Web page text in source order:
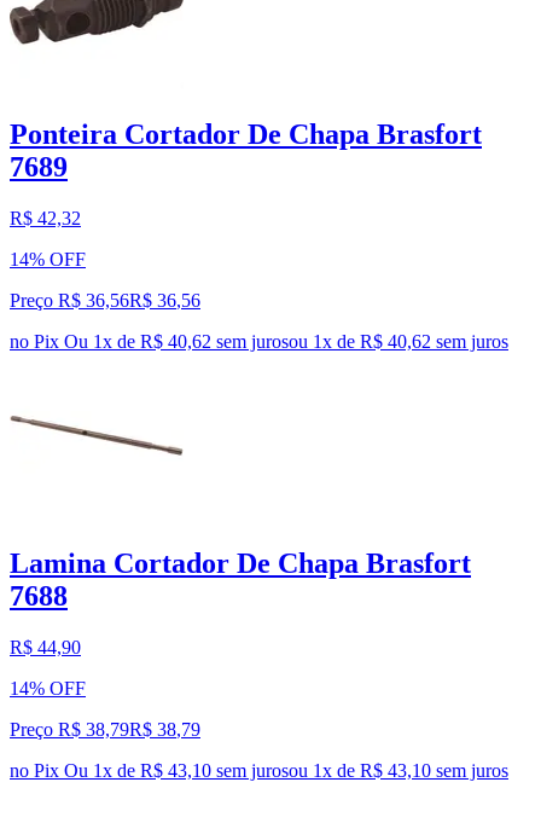
Ponteira Cortador De Chapa Brasfort
7689
R$ 42,32
14% OFF
Preço R$ 36,56R$ 36,56
no Pix Ou 1x de R$ 40,62 sem jurosou 1x de R$ 40,62 sem juros
Lamina Cortador De Chapa Brasfort
7688
R$ 44,90
14% OFF
Preço R$ 38,79R$ 38,79
no Pix Ou 1x de R$ 43,10 sem jurosou 1x de R$ 43,10 sem juros